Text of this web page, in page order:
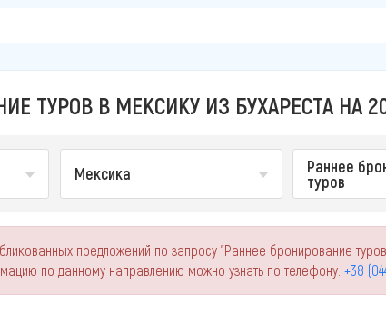
ТУРОВ В МЕКСИКУ ИЗ БУХАРЕСТА НА
Мексика Раннее
туров
предложений по запросу "Раннее бронирование
по данному направлению можно узнать по телефону: +38